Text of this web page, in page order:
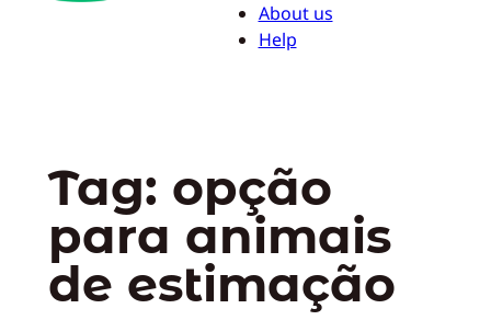
About us
Help
Tag: opção
para animais
de estimação